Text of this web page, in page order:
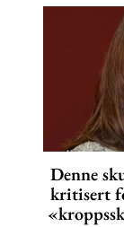
Denne
kritisert